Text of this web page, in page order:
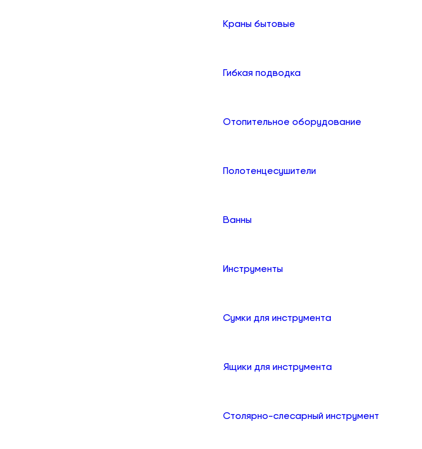
Краны бытовые
Гибкая подводка
Отопительное оборудование
Полотенцесушители
Ванны
Инструменты
Сумки для инструмента
Ящики для инструмента
Столярно-слесарный инструмент